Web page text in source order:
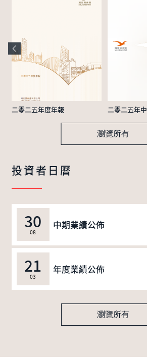
二零二五年度年報 二零二五年
瀏覽所有
投資者日曆
30
08
中期業績公佈
21
03
年度業績公佈
瀏覽所有